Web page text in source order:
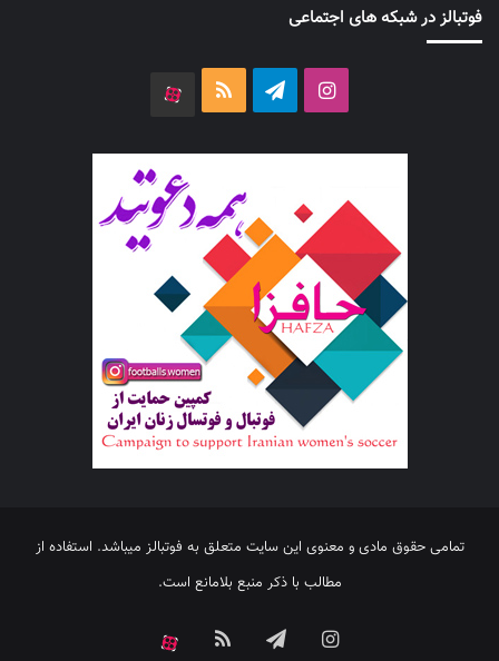
فوتبالز در شبکه های اجتماعی
اینستاگرامتلگرام خوراک
تمامی حقوق مادی و معنوی این سایت متعلق به فوتبالز میباشد. استفاده از
مطالب با ذکر منبع بلامانع است.
اینستاگرامتلگرام خوراک